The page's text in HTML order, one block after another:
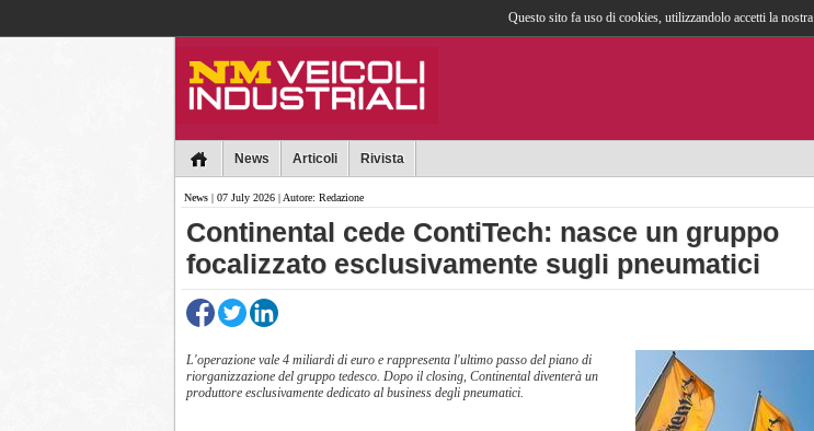
News Articoli Rivista
News | 07 July 2026 | Autore: Redazione
Continental cede ContiTech: nasce un gruppo
focalizzato esclusivamente sugli pneumatici
L'operazione vale 4 miliardi di euro e rappresenta l'ultimo passo del piano di
riorganizzazione del gruppo tedesco. Dopo il closing, Continental diventerà un
produttore esclusivamente dedicato al business degli pneumatici.
Questo sito fa uso di cookies, utilizzandolo accetti la nostra